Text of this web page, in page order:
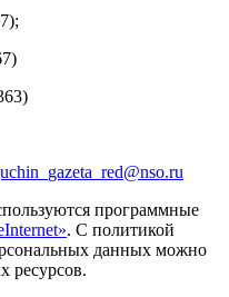
gazeta red@nso.ru
программные
. С политикой
данных можно
ресурсов.